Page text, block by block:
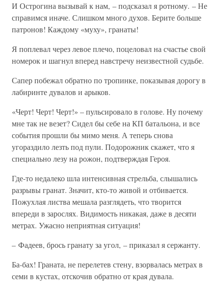
И Острогина вызывай к нам, – подсказал я ротному. – Не
справимся иначе. Слишком много духов. Берите больше
патронов! Каждому «муху», гранаты!
Я поплевал через левое плечо, поцеловал на счастье свой
номерок и шагнул вперед навстречу неизвестной судьбе.
Сапер побежал обратно по тропинке, показывая дорогу в
лабиринте дувалов и арыков.
«Черт! Черт! Черт!» – пульсировало в голове. Ну почему
мне так не везет? Сидел бы себе на КП батальона, и все
события прошли бы мимо меня. А теперь снова
угораздило лезть под пули. Подорожник скажет, что я
специально лезу на рожон, подтверждая Героя.
Где-то недалеко шла интенсивная стрельба, слышались
разрывы гранат. Значит, кто-то живой и отбивается.
Пожухлая листва мешала разглядеть, что творится
впереди в зарослях. Видимость никакая, даже в десяти
метрах. Ужасно неприятная ситуация!
– Фадеев, брось гранату за угол, – приказал я сержанту.
Ба-бах! Граната, не перелетев стену, взорвалась метрах в
семи в кустах, отскочив обратно от края дувала.